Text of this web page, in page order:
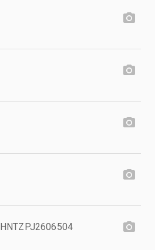
HNTZPJ2606504